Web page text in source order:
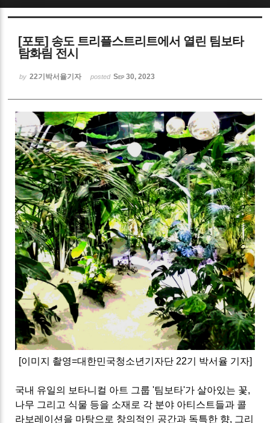
[포토] 송도 트리플스트리트에서 열린 팀보타
탐화림 전시
by 22기박서율기자 posted Sep 30, 2023
[이미지 촬영=대한민국청소년기자단 22기 박서율 기자]
국내 유일의 보타니컬 아트 그룹 '팀보타'가 살아있는 꽃,
나무 그리고 식물 등을 소재로 각 분야 아티스트들과 콜
라보레이션을 마탕으로 창의적인 공간과 독특한 향, 그리
Sketchbook5, 스케치북5
Sketchbook5, 스케치북5